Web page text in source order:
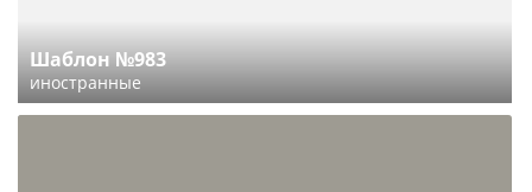
Шаблон №983
иностранные